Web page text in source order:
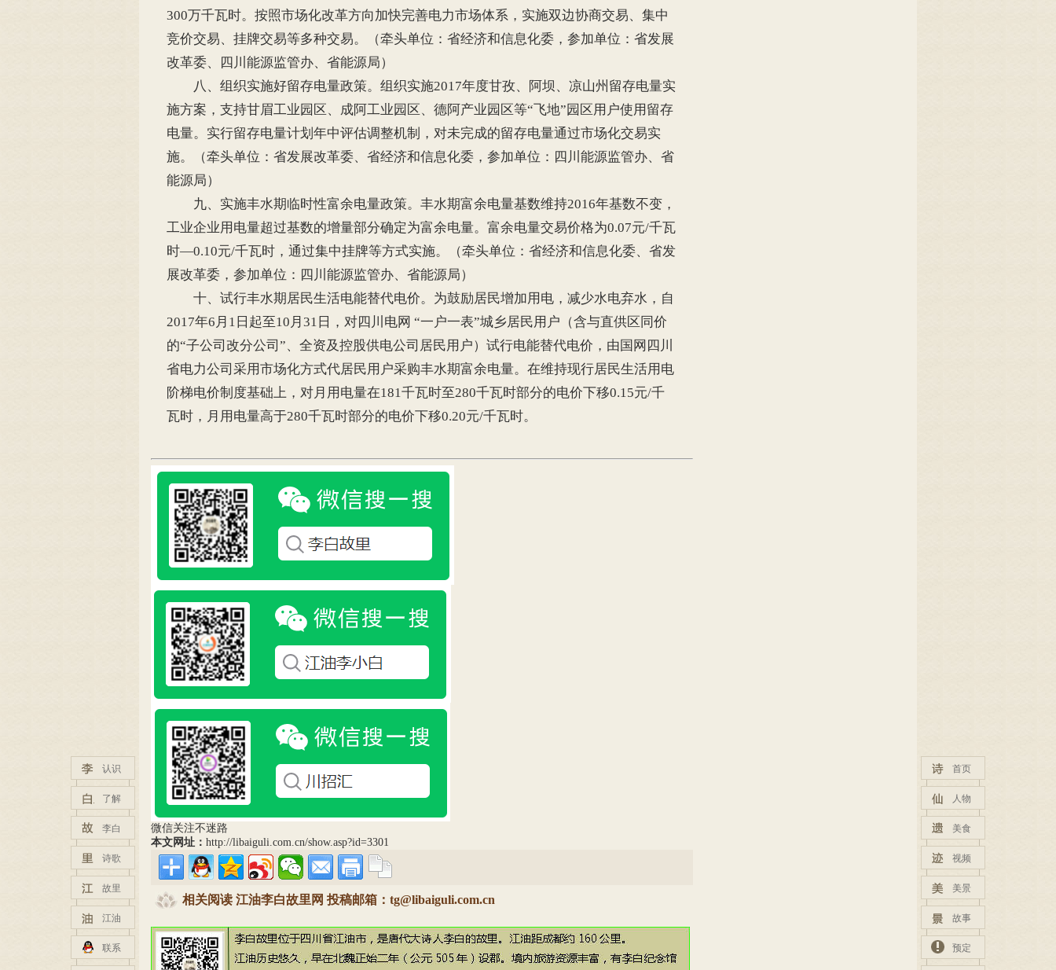
认识
了解
李白
诗歌
故里
江油
联系
首页
人物
美食
视频
美景
故事
预定
300万千瓦时。按照市场化改革方向加快完善电力市场体系，实施双边协商交易、集中
竞价交易、挂牌交易等多种交易。（牵头单位：省经济和信息化委，参加单位：省发展
改革委、四川能源监管办、省能源局）
八、组织实施好留存电量政策。组织实施2017年度甘孜、阿坝、凉山州留存电量实
施方案，支持甘眉工业园区、成阿工业园区、德阿产业园区等“飞地”园区用户使用留存
电量。实行留存电量计划年中评估调整机制，对未完成的留存电量通过市场化交易实
施。（牵头单位：省发展改革委、省经济和信息化委，参加单位：四川能源监管办、省
能源局）
九、实施丰水期临时性富余电量政策。丰水期富余电量基数维持2016年基数不变，
工业企业用电量超过基数的增量部分确定为富余电量。富余电量交易价格为0.07元/千瓦
时—0.10元/千瓦时，通过集中挂牌等方式实施。（牵头单位：省经济和信息化委、省发
展改革委，参加单位：四川能源监管办、省能源局）
十、试行丰水期居民生活电能替代电价。为鼓励居民增加用电，减少水电弃水，自
2017年6月1日起至10月31日，对四川电网 “一户一表”城乡居民用户（含与直供区同价
的“子公司改分公司”、全资及控股供电公司居民用户）试行电能替代电价，由国网四川
省电力公司采用市场化方式代居民用户采购丰水期富余电量。在维持现行居民生活用电
阶梯电价制度基础上，对月用电量在181千瓦时至280千瓦时部分的电价下移0.15元/千
瓦时，月用电量高于280千瓦时部分的电价下移0.20元/千瓦时。
微信关注不迷路
本文网址： http://libaiguli.com.cn/show.asp?id=3301
相关阅读 江油李白故里网 投稿邮箱：tg@libaiguli.com.cn